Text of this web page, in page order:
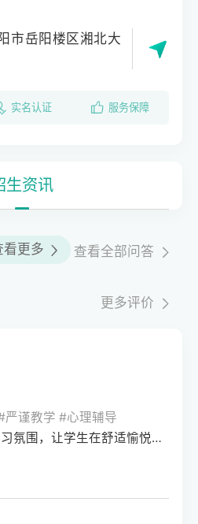
市岳阳楼区湘北大
实名认证 服务保障
生资讯
看更多 查看全部问答
更多评价
谨教学 #心理辅导
学校注重创造良好的学习氛围，让学生在舒适愉悦的环境中学习。这种氛围可以让学生更加投入学习，提高学习效率，同时也有利于培养学生的自律能力。